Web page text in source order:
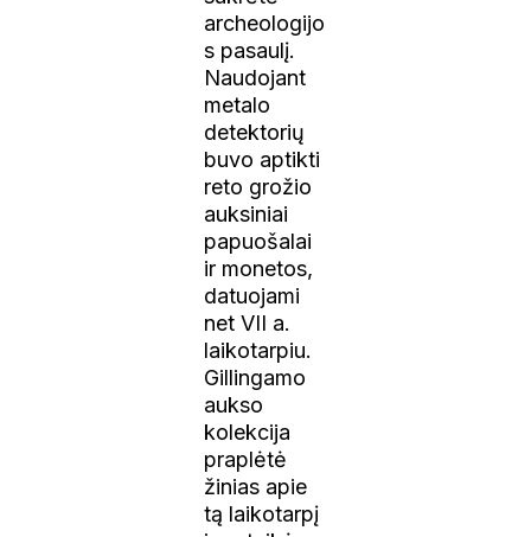
archeologijo
s pasaulį.
Naudojant
metalo
detektorių
buvo aptikti
reto grožio
auksiniai
papuošalai
ir monetos,
datuojami
net VII a.
laikotarpiu.
Gillingamo
aukso
kolekcija
praplėtė
žinias apie
tą laikotarpį